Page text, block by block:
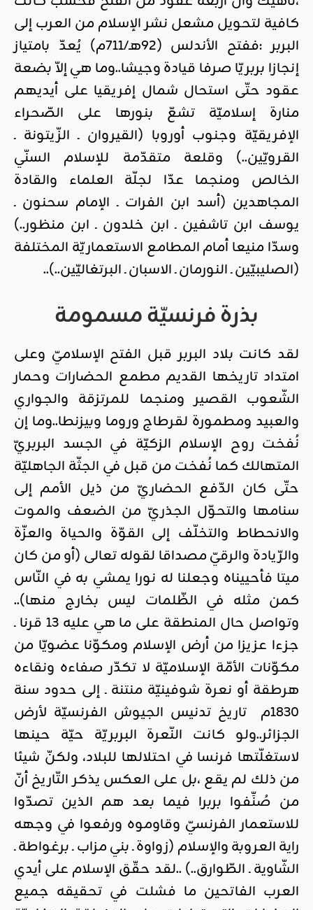
كافية لتحويل مشعل نشر الإسلام من العرب إلى
البربر :ففتح الأندلس (92هـ/711م) يُعدّ بامتياز
إنجازا بربريّا صرفا قيادة وجيشا..وما هي إلاّ بضعة
عقود حتّى استحال شمال إفريقيا على أيديهم
منارة إسلاميّة تشعّ بنورها على الصّحراء
الإفريقيّة وجنوب أوروبا (القيروان ـ الزّيتونة ـ
القرويّين..) وقلعة متقدّمة للإسلام السنّي
الخالص ومنجما عدّا لجلّة العلماء والقادة
المجاهدين (أسد ابن الفرات ـ الإمام سحنون ـ
يوسف ابن تاشفين ـ ابن خلدون ـ ابن منظور..)
وسدّا منيعا أمام المطامع الاستعماريّة المختلفة
(الصليبيّين ـ النورمان ـ الاسبان ـ البرتغاليّين..)..
بذرة فرنسيّة مسمومة
لقد كانت بلاد البربر قبل الفتح الإسلاميّ وعلى
امتداد تاريخها القديم مطمع الحضارات وحمار
الشّعوب القصير ومنجما للمرتزقة والجواري
والعبيد ومطمورة لقرطاج وروما وبيزنطا..وما إن
نُفخت روح الإسلام الزكيّة في الجسد البربريّ
المتهالك كما نُفخت من قبل في الجثّة الجاهليّة
حتّى كان الدّفع الحضاريّ من ذيل الأمم إلى
سنامها والتحوّل الجذريّ من الضعف والموت
والانحطاط والتخلّف إلى القوّة والحياة والعزّة
والرّيادة والرقيّ مصداقا لقوله تعالى (أو من كان
ميتا فأحييناه وجعلنا له نورا يمشي به في النّاس
كمن مثله في الظّلمات ليس بخارج منها)..
وتواصل حال المنطقة على ما هي عليه 13 قرنا ـ
جزءا عزيزا من أرض الإسلام ومكوّنا عضويّا من
مكوّنات الأمّة الإسلاميّة لا تكدّر صفاءه ونقاءه
هرطقة أو نعرة شوفينيّة منتنة ـ إلى حدود سنة
1830م تاريخ تدنيس الجيوش الفرنسيّة لأرض
الجزائر..ولو كانت النّعرة البربريّة حيّة حينها
لاستغلّتها فرنسا في احتلالها للبلاد، ولكنّ شيئا
من ذلك لم يقع ،بل على العكس يذكر التّاريخ أنّ
من صُنِّفوا بربرا فيما بعد هم الذين تصدّوا
للاستعمار الفرنسيّ وقاوموه ورفعوا في وجهه
راية العروبة والإسلام (زواوة ـ بني مزاب ـ برغواطة ـ
الشّاوية ـ الطّوارق..) ..لقد حقّق الإسلام على أيدي
العرب الفاتحين ما فشلت في تحقيقه جميع